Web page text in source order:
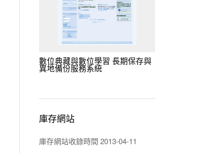
數位典藏與數位學習 長期保存與
異地備份服務系統
庫存網站
庫存網站收錄時間 2013-04-11